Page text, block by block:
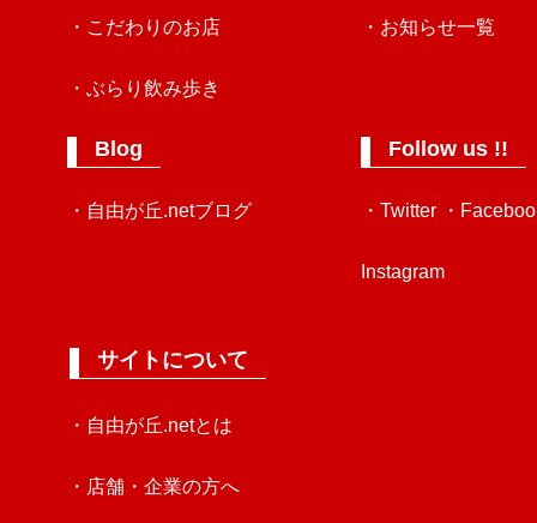
・こだわりのお店
・ぶらり飲み歩き
Blog
・自由が丘.netブログ
・お知らせ一覧
Follow us !!
・Twitter ・
Instagram
サイトについて
・自由が丘.netとは
・店舗・企業の方へ